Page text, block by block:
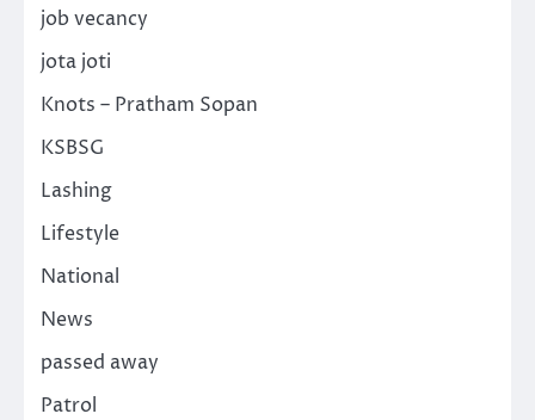
job vecancy
jota joti
Knots – Pratham Sopan
KSBSG
Lashing
Lifestyle
National
News
passed away
Patrol